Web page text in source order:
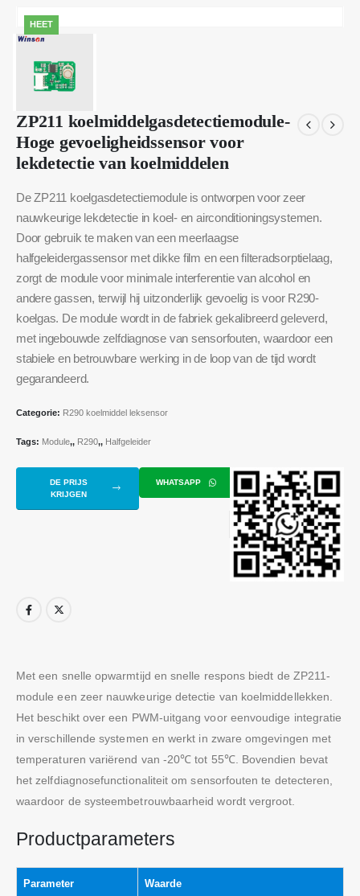
HEET
ZP211 koelmiddelgasdetectiemodule-
Hoge gevoeligheidssensor voor
lekdetectie van koelmiddelen
De ZP211 koelgasdetectiemodule is ontworpen voor zeer
nauwkeurige lekdetectie in koel- en airconditioningsystemen.
Door gebruik te maken van een meerlaagse
halfgeleidergassensor met dikke film en een filteradsorptielaag,
zorgt de module voor minimale interferentie van alcohol en
andere gassen, terwijl hij uitzonderlijk gevoelig is voor R290-
koelgas. De module wordt in de fabriek gekalibreerd geleverd,
met ingebouwde zelfdiagnose van sensorfouten, waardoor een
stabiele en betrouwbare werking in de loop van de tijd wordt
gegarandeerd.
Categorie: R290 koelmiddel leksensor
Tags: Module,, R290,, Halfgeleider
DE PRIJS
KRIJGEN
WHATSAPP
Met een snelle opwarmtijd en snelle respons biedt de ZP211-
module een zeer nauwkeurige detectie van koelmiddellekken.
Het beschikt over een PWM-uitgang voor eenvoudige integratie
in verschillende systemen en werkt in zware omgevingen met
temperaturen variërend van -20℃ tot 55℃. Bovendien bevat
het zelfdiagnosefunctionaliteit om sensorfouten te detecteren,
waardoor de systeembetrouwbaarheid wordt vergroot.
Productparameters
Parameter Waarde